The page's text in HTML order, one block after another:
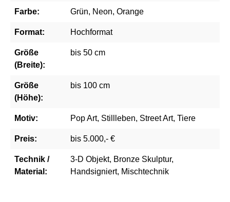
Farbe: Grün, Neon, Orange
Format: Hochformat
Größe
(Breite):
bis 50 cm
Größe
(Höhe):
bis 100 cm
Motiv: Pop Art, Stillleben, Street Art, Tiere
Preis: bis 5.000,- €
Technik /
Material:
3-D Objekt, Bronze Skulptur,
Handsigniert, Mischtechnik